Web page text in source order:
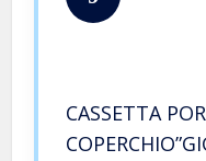
CASSETTA